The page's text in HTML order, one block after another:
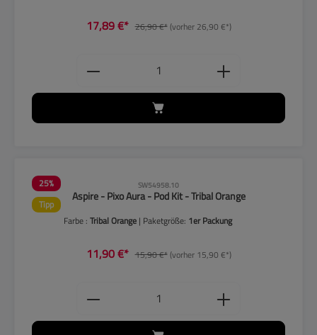
17,89 €* 26,90 €*(vorher 26,90 €*)
Produkt Anzahl: Gib den
25%
Tipp
SW54958.10
Aspire - Pixo Aura - Pod Kit - Tribal Orange
Farbe : Tribal Orange | Paketgröße: 1er Packung
11,90 €* 15,90 €*(vorher 15,90 €*)
Produkt Anzahl: Gib den